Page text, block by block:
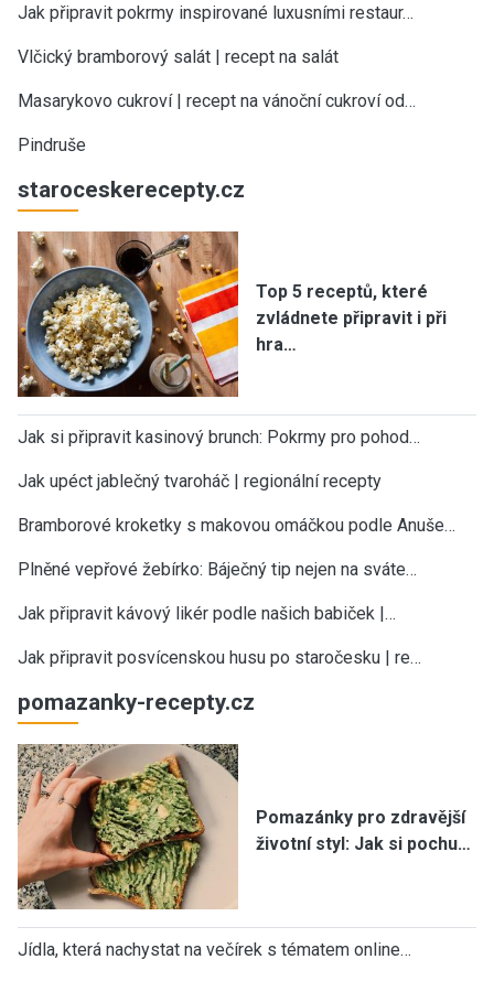
Jak připravit pokrmy inspirované luxusními restaur…
Vlčický bramborový salát | recept na salát
Masarykovo cukroví | recept na vánoční cukroví od…
Pindruše
staroceskerecepty.cz
Top 5 receptů, které
zvládnete připravit i při
hra…
Jak si připravit kasinový brunch: Pokrmy pro pohod…
Jak upéct jablečný tvaroháč | regionální recepty
Bramborové kroketky s makovou omáčkou podle Anuše…
Plněné vepřové žebírko: Báječný tip nejen na sváte…
Jak připravit kávový likér podle našich babiček |…
Jak připravit posvícenskou husu po staročesku | re…
pomazanky-recepty.cz
Pomazánky pro zdravější
životní styl: Jak si pochu…
Jídla, která nachystat na večírek s tématem online…